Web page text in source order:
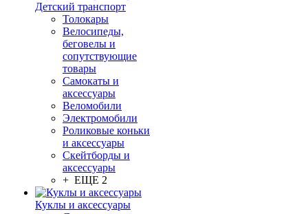
Детский транспорт
Толокары
Велосипеды,
беговелы и
сопутствующие
товары
Самокаты и
аксессуары
Веломобили
Электромобили
Роликовые коньки
и аксессуары
Скейтборды и
аксессуары
+ ЕЩЕ 2
Куклы и аксессуары